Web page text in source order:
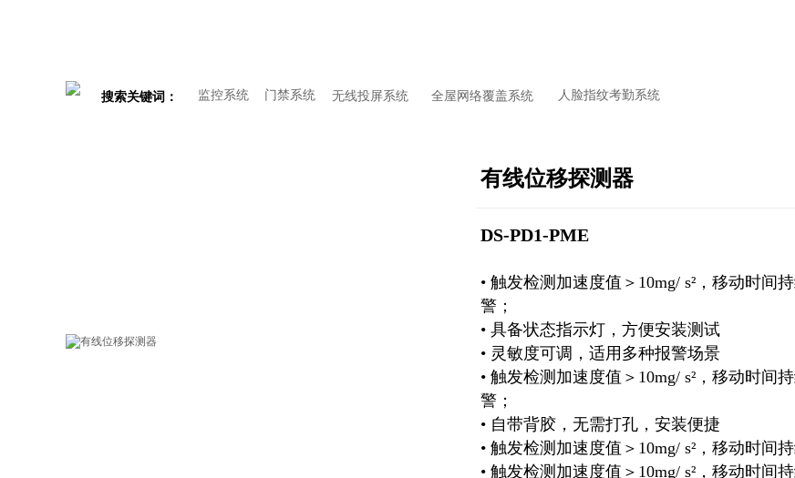
监控系统 门禁系统 人脸指纹考勤系统
无线投屏系统 全屋网络覆盖系统
搜索关键词：
有线位移探测器
DS-PD1-PME
• 触发检测加速度值＞10mg/ s²，移动时间
警；
• 具备状态指示灯，方便安装测试
• 灵敏度可调，适用多种报警场景
• 触发检测加速度值＞10mg/ s²，移动时间
警；
• 自带背胶，无需打孔，安装便捷
• 触发检测加速度值＞10mg/ s²，移动时间
• 触发检测加速度值＞10mg/ s²，移动时间